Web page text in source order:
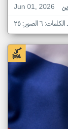
Jun 01, 2026
٦ الصور: ٢٥